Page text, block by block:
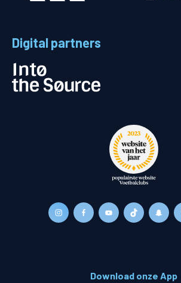
Digital partners
Download onze App